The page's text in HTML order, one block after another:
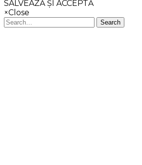
SALVEAZĂ ȘI ACCEPTĂ
×Close
Search